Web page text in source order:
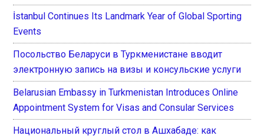
İstanbul Continues Its Landmark Year of Global Sporting
Events
Посольство Беларуси в Туркменистане вводит
электронную запись на визы и консульские услуги
Belarusian Embassy in Turkmenistan Introduces Online
Appointment System for Visas and Consular Services
Национальный круглый стол в Ашхабаде: как